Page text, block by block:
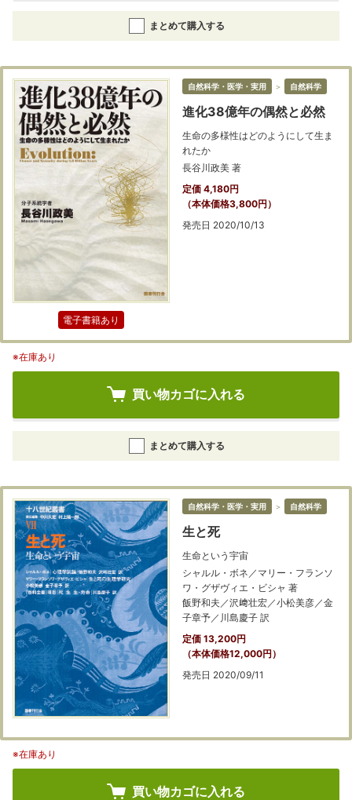
まとめて購入する
電子書籍あり
自然科学・医学・実用 ＞ 自然科学
進化38億年の偶然と必然
生命の多様性はどのようにして生ま
れたか
長谷川政美 著
定価 4,180円
（本体価格3,800円）
発売日 2020/10/13
※在庫あり
買い物カゴに入れる
まとめて購入する
自然科学・医学・実用 ＞ 自然科学
生と死
生命という宇宙
シャルル・ボネ／マリー・フランソ
ワ・グザヴィエ・ビシャ 著
飯野和夫／沢﨑壮宏／小松美彦／金
子章予／川島慶子 訳
定価 13,200円
（本体価格12,000円）
発売日 2020/09/11
※在庫あり
買い物カゴに入れる